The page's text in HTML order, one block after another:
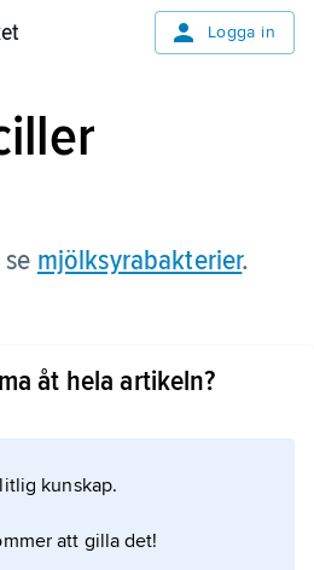
Logga in
se mjölksyrabakterier.
åt hela artikeln?
kunskap.
att gilla det!